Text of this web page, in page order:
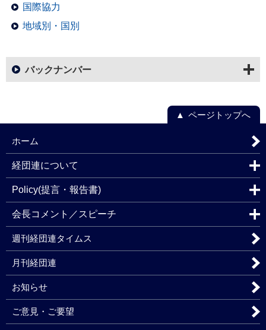
国際協力
地域別・国別
バックナンバー
ページトップへ
ホーム
経団連について
Policy(提言・報告書)
会長コメント／スピーチ
週刊経団連タイムス
月刊経団連
お知らせ
ご意見・ご要望